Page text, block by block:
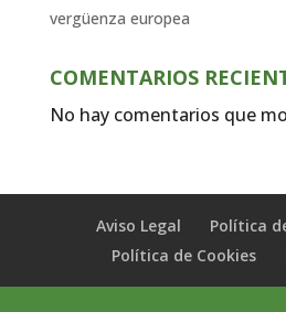
vergüenza europea
COMENTARIOS
No hay comentarios que
Aviso Legal
Política
Política de Cookies